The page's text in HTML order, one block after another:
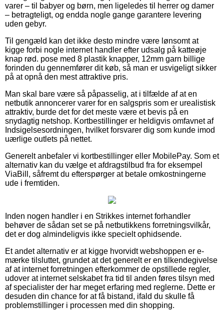
varer – til babyer og børn, men ligeledes til herrer og damer
– betragteligt, og endda nogle gange garantere levering
uden gebyr.
Til gengæld kan det ikke desto mindre være lønsomt at
kigge forbi nogle internet handler efter udsalg på katteøje
knap rød. pose med 8 plastik knapper, 12mm garn billige
forinden du gennemfører dit køb, så man er usvigeligt sikker
på at opnå den mest attraktive pris.
Man skal bare være så påpasselig, at i tilfælde af at en
netbutik annoncerer varer for en salgspris som er urealistisk
attraktiv, burde det for det meste være et bevis på en
snydagtig netshop. Kortbestillinger er heldigvis omfavnet af
Indsigelsesordningen, hvilket forsvarer dig som kunde imod
uærlige outlets på nettet.
Generelt anbefaler vi kortbestillinger eller MobilePay. Som et
alternativ kan du vælge et afdragstilbud fra for eksempel
ViaBill, såfremt du efterspørger at betale omkostningerne
ude i fremtiden.
Inden nogen handler i en Strikkes internet forhandler
behøver de sådan set se på netbutikkens forretningsvilkår,
det er dog almindeligvis ikke specielt ophidsende.
Et andet alternativ er at kigge hvorvidt webshoppen er e-
mærke tilsluttet, grundet at det generelt er en tilkendegivelse
af at internet forretningen efterkommer de opstillede regler,
udover at internet selskabet fra tid til anden føres tilsyn med
af specialister der har meget erfaring med reglerne. Dette er
desuden din chance for at få bistand, ifald du skulle få
problemstillinger i processen med din shopping.